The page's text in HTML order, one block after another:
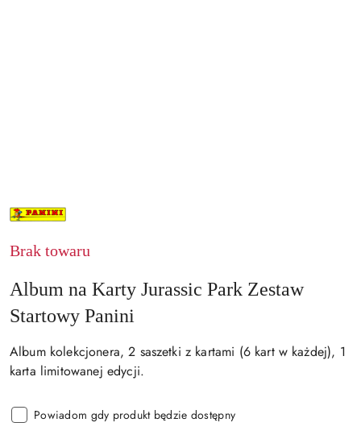
NAZWA
PRODUCENTA:
Brak towaru
Album na Karty Jurassic Park Zestaw
Startowy Panini
Album kolekcjonera, 2 saszetki z kartami (6 kart w każdej), 1
karta limitowanej edycji.
Powiadom gdy produkt będzie dostępny